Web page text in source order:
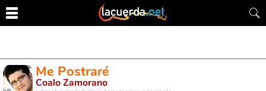
Me Postraré
Coalo Zamorano